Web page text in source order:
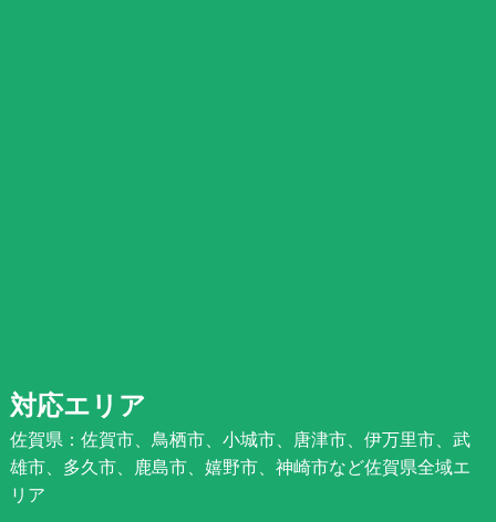
対応エリア
佐賀県：佐賀市、鳥栖市、小城市、唐津市、伊万里市、武
雄市、多久市、鹿島市、嬉野市、神崎市など佐賀県全域エ
リア